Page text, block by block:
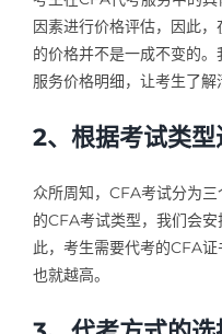
因素进行价格评估，因此
的价格并不是一成不变的
服务价格明细，让考生了解
2、根据考试类
众所周知，CFA考试分为
的CFA考试类型，我们会
此，考生需要代考的CFA
也就越高。